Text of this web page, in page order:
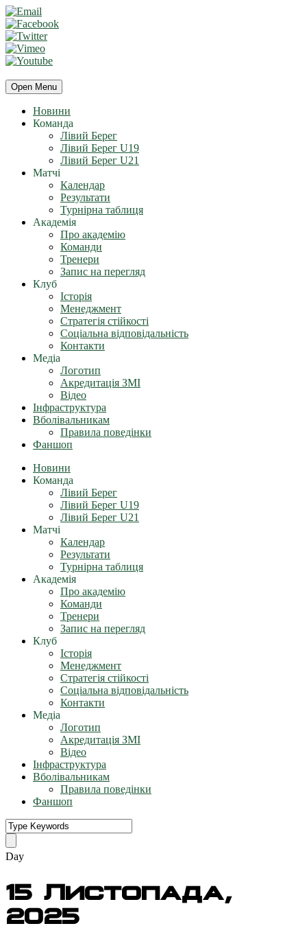
Open Menu
Новини
Команда
Лівий Берег
Лівий Берег U19
Лівий Берег U21
Матчі
Календар
Результати
Турнірна таблиця
Академія
Про академію
Команди
Тренери
Запис на перегляд
Клуб
Історія
Менеджмент
Стратегія стійкості
Соціальна відповідальність
Контакти
Медіа
Логотип
Акредитація ЗМІ
Відео
Інфраструктура
Вболівальникам
Правила поведінки
Фаншоп
Новини
Команда
Лівий Берег
Лівий Берег U19
Лівий Берег U21
Матчі
Календар
Результати
Турнірна таблиця
Академія
Про академію
Команди
Тренери
Запис на перегляд
Клуб
Історія
Менеджмент
Стратегія стійкості
Соціальна відповідальність
Контакти
Медіа
Логотип
Акредитація ЗМІ
Відео
Інфраструктура
Вболівальникам
Правила поведінки
Фаншоп
Day
15 Листопада,
2025